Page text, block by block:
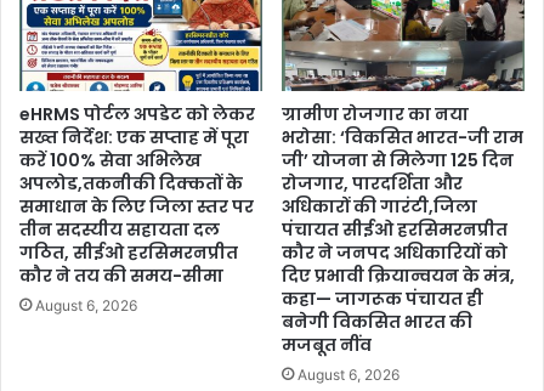
eHRMS पोर्टल अपडेट को लेकर
सख्त निर्देश: एक सप्ताह में पूरा
करें 100% सेवा अभिलेख
अपलोड,तकनीकी दिक्कतों के
समाधान के लिए जिला स्तर पर
तीन सदस्यीय सहायता दल
गठित, सीईओ हरसिमरनप्रीत
कौर ने तय की समय-सीमा
August 6, 2026
ग्रामीण रोजगार का नया
भरोसा: ‘विकसित भारत-जी राम
जी’ योजना से मिलेगा 125 दिन
रोजगार, पारदर्शिता और
अधिकारों की गारंटी,जिला
पंचायत सीईओ हरसिमरनप्रीत
कौर ने जनपद अधिकारियों को
दिए प्रभावी क्रियान्वयन के मंत्र,
कहा— जागरूक पंचायत ही
बनेगी विकसित भारत की
मजबूत नींव
August 6, 2026